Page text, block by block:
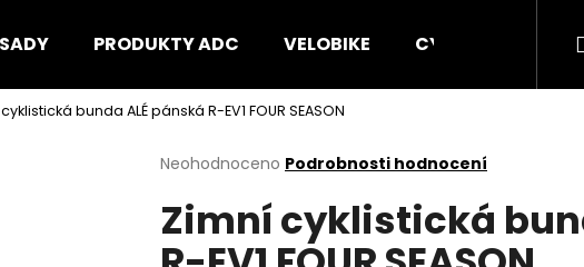
PRODUKTY ADC VELOBIKE CYCPLUS
bunda ALÉ pánská R-EV1 FOUR SEASON
Průměrné
produktu
je
0,0
Neohodnoceno Podrobnosti hodnocení
Zimní cyklistická
najít?
HLEDAT